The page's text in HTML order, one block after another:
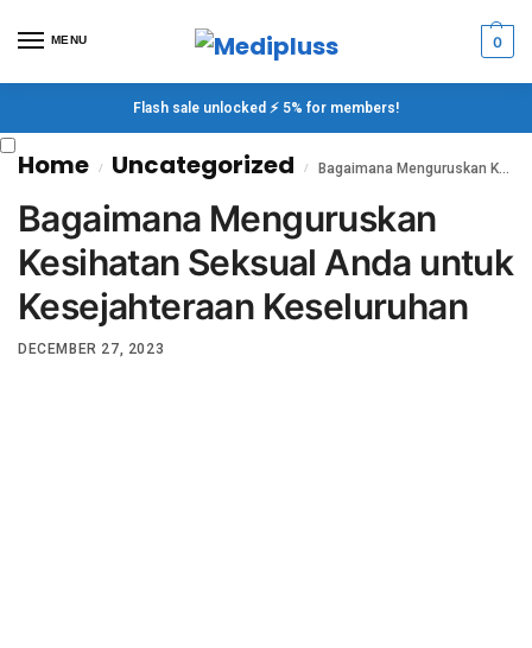
MENU 0
Flash sale unlocked ⚡ 5% for members!
Home / Uncategorized / Bagaimana Menguruskan Kesihatan Seksual Anda untuk Kesejahteraan Keseluruhan
Bagaimana Menguruskan
Kesihatan Seksual Anda untuk
Kesejahteraan Keseluruhan
DECEMBER 27, 2023